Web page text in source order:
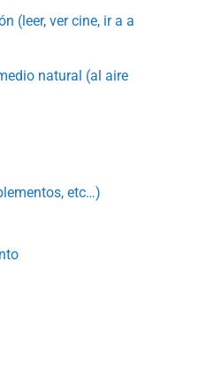
(leer, ver cine, ir a a
natural (al aire
etc…)